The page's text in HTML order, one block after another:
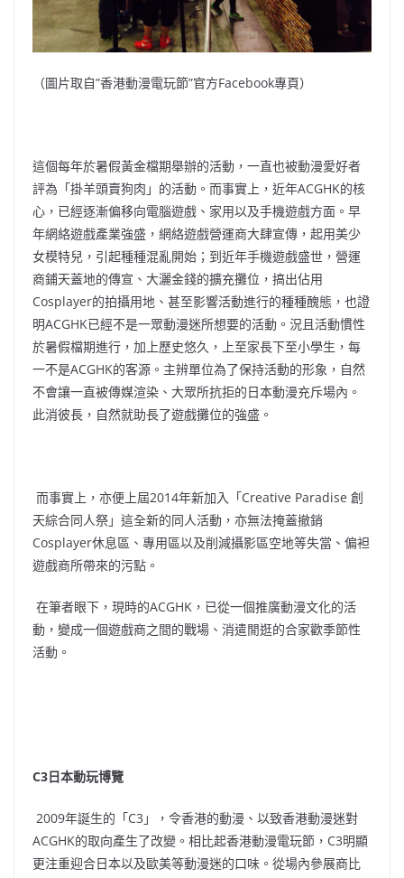
（圖片取自”香港動漫電玩節”官方Facebook專頁）
這個每年於暑假黃金檔期舉辦的活動，一直也被動漫愛好者
評為「掛羊頭賣狗肉」的活動。而事實上，近年ACGHK的核
心，已經逐漸偏移向電腦遊戲、家用以及手機遊戲方面。早
年網絡遊戲產業強盛，網絡遊戲營運商大肆宣傳，起用美少
女模特兒，引起種種混亂開始；到近年手機遊戲盛世，營運
商鋪天蓋地的傳宣、大灑金錢的擴充攤位，搞出佔用
Cosplayer的拍攝用地、甚至影響活動進行的種種醜態，也證
明ACGHK已經不是一眾動漫迷所想要的活動。況且活動慣性
於暑假檔期進行，加上歷史悠久，上至家長下至小學生，每
一不是ACGHK的客源。主辨單位為了保持活動的形象，自然
不會讓一直被傳媒渲染、大眾所抗拒的日本動漫充斥場內。
此消彼長，自然就助長了遊戲攤位的強盛。
而事實上，亦便上屆2014年新加入「Creative Paradise 創
天綜合同人祭」這全新的同人活動，亦無法掩蓋撤銷
Cosplayer休息區、專用區以及削減攝影區空地等失當、偏袒
遊戲商所帶來的污點。
在筆者眼下，現時的ACGHK，已從一個推廣動漫文化的活
動，變成一個遊戲商之間的戰場、消遣閒逛的合家歡季節性
活動。
C3日本動玩博覽
2009年誕生的「C3」，令香港的動漫、以致香港動漫迷對
ACGHK的取向產生了改變。相比起香港動漫電玩節，C3明顯
更注重迎合日本以及歐美等動漫迷的口味。從場內參展商比